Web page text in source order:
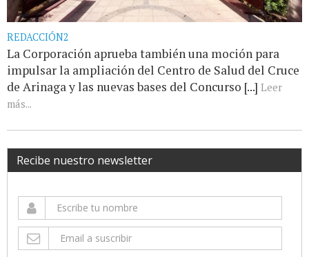
REDACCIÓN2
La Corporación aprueba también una moción para
impulsar la ampliación del Centro de Salud del Cruce
de Arinaga y las nuevas bases del Concurso [...] Leer
más...
Recibe nuestro newsletter